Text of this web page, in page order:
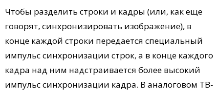
Чтобы разделить строки и кадры (или, как еще
говорят, синхронизировать изображение), в
конце каждой строки передается специальный
импульс синхронизации строк, а в конце каждого
кадра над ним надстраивается более высокий
импульс синхронизации кадра. В аналоговом ТВ-